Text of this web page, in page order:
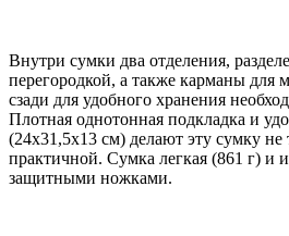
Внутри сумки два отделения,
перегородкой, а также карманы для
сзади для удобного хранения
Плотная однотонная подкладка и
(24x31,5x13 см) делают эту сумку не
практичной. Сумка легкая (861 г) и
защитными ножками.